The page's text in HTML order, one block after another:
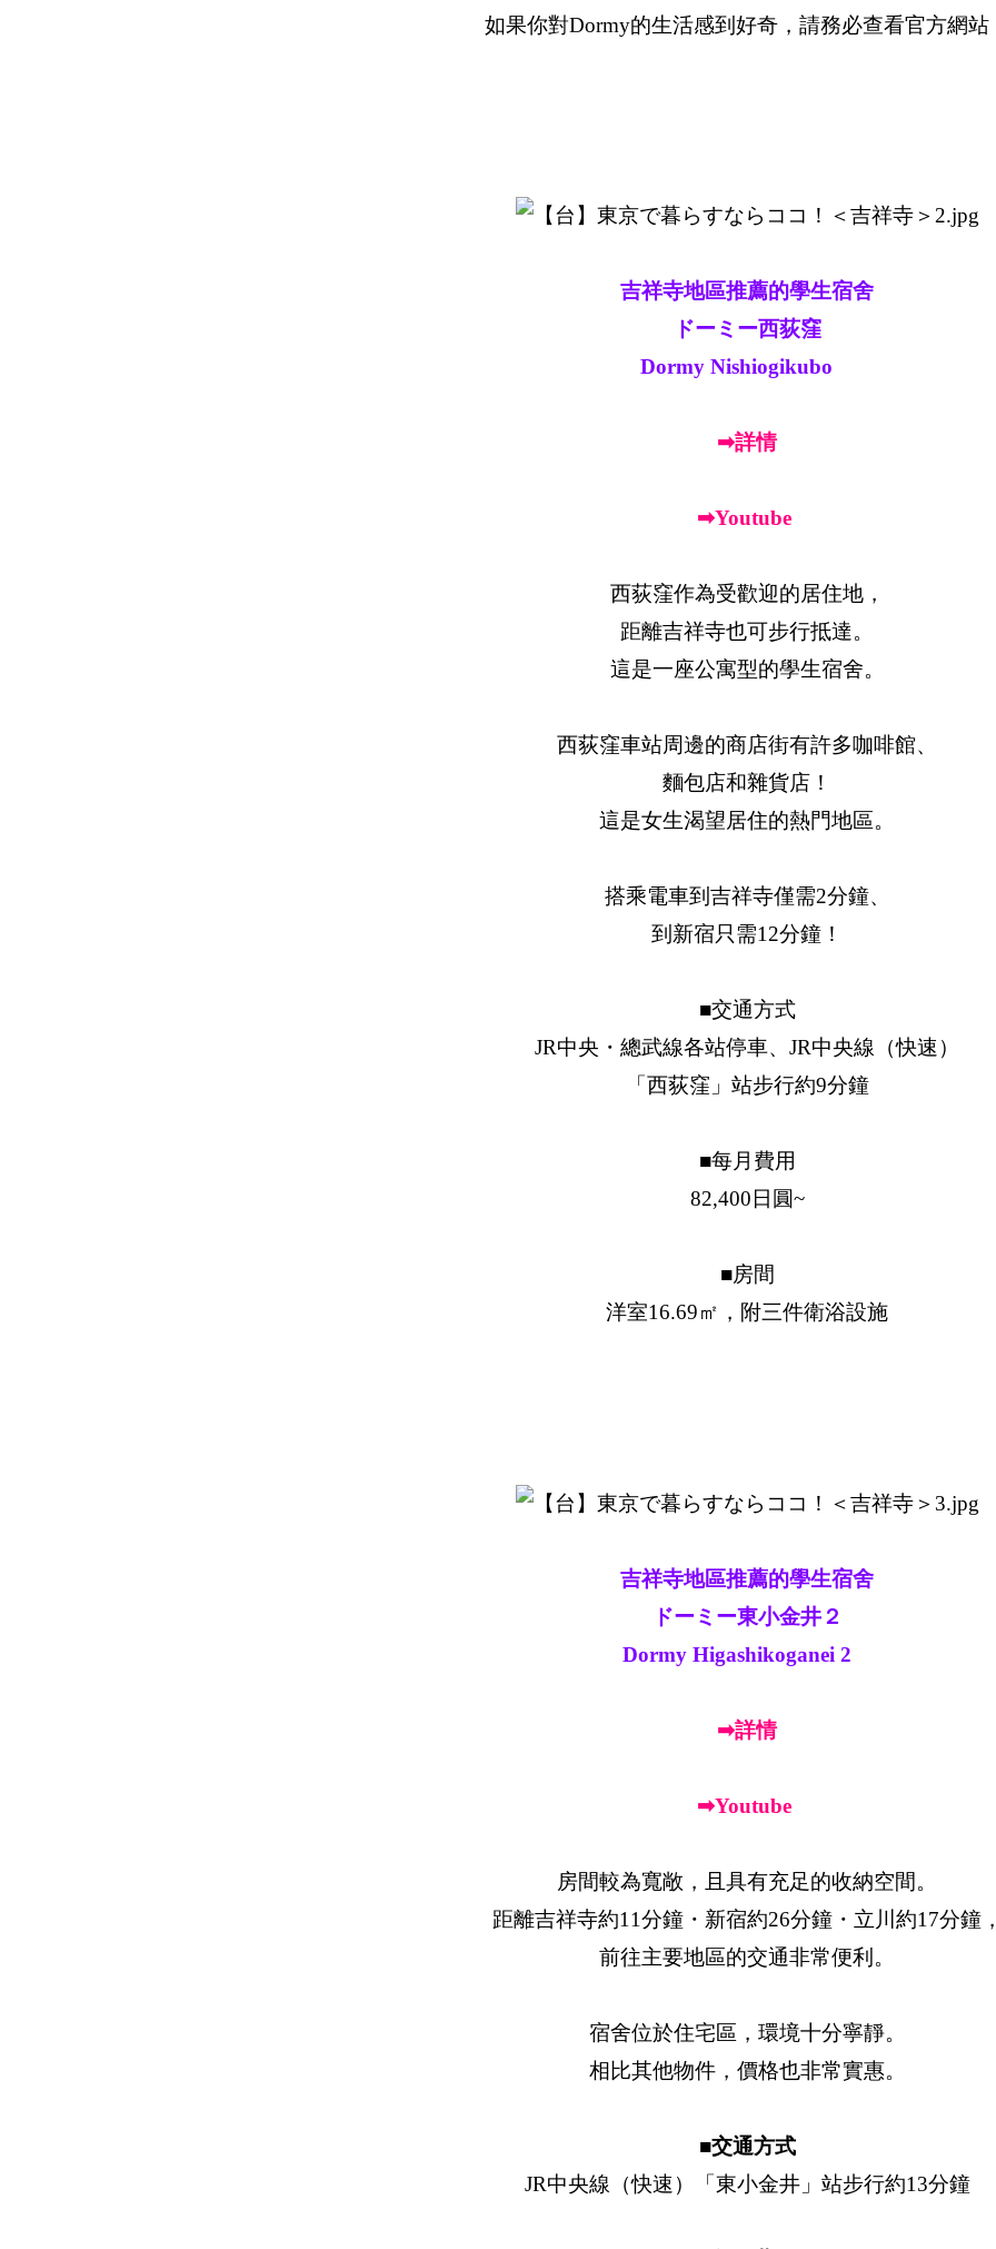
如果你對Dormy的生活感到好奇，請務必查看官方網站
吉祥寺地區推薦的學生宿舍
ドーミー西荻窪
Dormy Nishiogikubo
➡詳情
➡Youtube
西荻窪作為受歡迎的居住地，
距離吉祥寺也可步行抵達。
這是一座公寓型的學生宿舍。
西荻窪車站周邊的商店街有許多咖啡館、
麵包店和雜貨店！
這是女生渴望居住的熱門地區。
搭乘電車到吉祥寺僅需2分鐘、
到新宿只需12分鐘！
■交通方式
JR中央・總武線各站停車、JR中央線（快速）
「西荻窪」站步行約9分鐘
■每月費用
82,400日圓~
■房間
洋室16.69㎡，附三件衛浴設施
吉祥寺地區推薦的學生宿舍
ドーミー東小金井２
Dormy Higashikoganei 2
➡詳情
➡Youtube
房間較為寬敞，且具有充足的收納空間。
距離吉祥寺約11分鐘・新宿約26分鐘・立川約17分鐘
前往主要地區的交通非常便利。
宿舍位於住宅區，環境十分寧靜。
相比其他物件，價格也非常實惠。
■交通方式
JR中央線（快速）「東小金井」站步行約13分鐘